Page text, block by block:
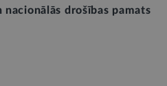
drošības pamats